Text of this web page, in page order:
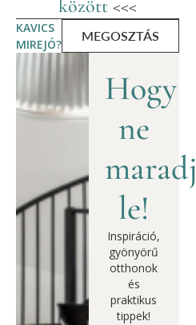
között <<<
KAVICS
MIREJÓ?
MEGOSZTÁS
Hogy
ne
maradj
le!
Inspiráció,
gyönyörű
otthonok
és
praktikus
tippek!